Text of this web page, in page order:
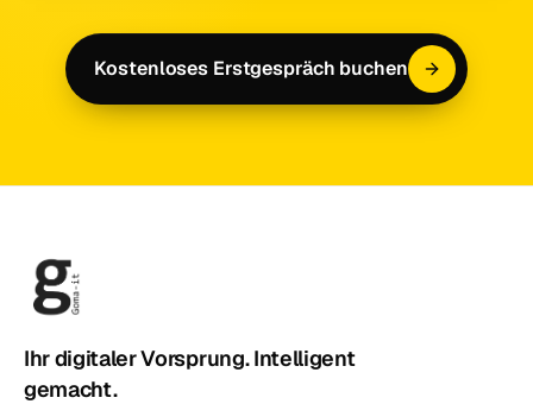
Kostenloses Erstgespräch buchen
Ihr digitaler Vorsprung. Intelligent
gemacht.